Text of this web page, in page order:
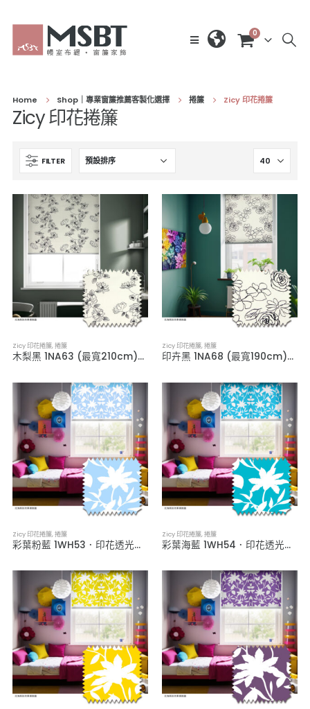
0
Home Shop｜專業窗簾推薦客製化選擇 捲簾 Zicy 印花捲簾
Zicy 印花捲簾
FILTER
Zicy 印花捲簾,捲簾
木梨黑 1NA63 (最寬210cm)．印花透光捲簾
Zicy 印花捲簾,捲簾
印卉黑 1NA68 (最寬190cm)．印花透光捲簾
Zicy 印花捲簾,捲簾
彩葉粉藍 1WH53．印花透光捲簾
Zicy 印花捲簾,捲簾
彩葉海藍 1WH54．印花透光捲簾